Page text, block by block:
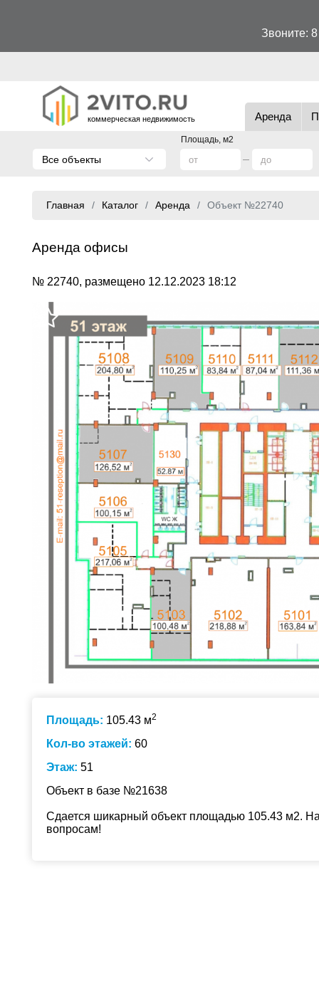
Звоните:
коммерческая недвижимость Аренда
Площадь, м2
Все объекты
Главная Каталог Аренда Объект №22740
Аренда офисы
№ 22740, размещено 12.12.2023 18:12
Площадь: 105.43 м2
Кол-во этажей: 60
Этаж: 51
Объект в базе №21638
Сдается шикарный объект площадью 105.43 м2.
вопросам!